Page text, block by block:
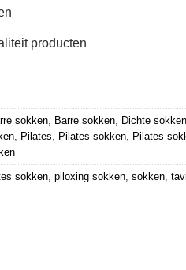
producten
sokken, Barre sokken, Dichte sokken
, Pilates, Pilates sokken, Pilates
sokken, piloxing sokken, sokken, tavi